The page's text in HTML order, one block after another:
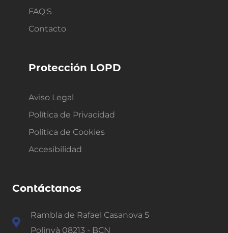
FAQ'S
Contacto
Protección LOPD
Aviso Legal
Política de Privacidad
Política de Cookies
Accesibilidad
Contáctanos
Rambla de Rafael Casanova 5
Polinyà 08213 - BCN